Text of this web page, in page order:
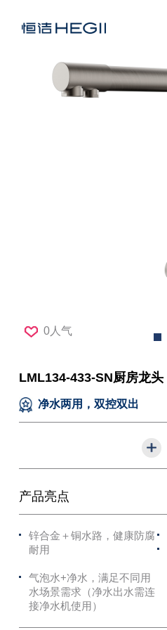
0人气
LML134-433-SN厨房龙头
净水两用，双控双出
产品亮点
锌合金＋铜水路，健康防腐
耐用
气泡水+净水，满足不同用
水场景需求（净水出水需连
接净水机使用）